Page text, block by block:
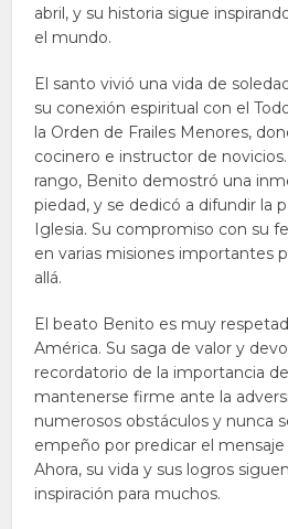
abril, y su historia sigue
el mundo.
El santo vivió una vida de
su conexión espiritual con el
la Orden de Frailes Menores,
cocinero e instructor de
rango, Benito demostró una
piedad, y se dedicó a difundir la
Iglesia. Su compromiso con su
en varias misiones importantes
allá.
El beato Benito es muy
América. Su saga de valor y
recordatorio de la importancia
mantenerse firme ante la
numerosos obstáculos y nunca
empeño por predicar el mensaje
Ahora, su vida y sus logros
inspiración para muchos.